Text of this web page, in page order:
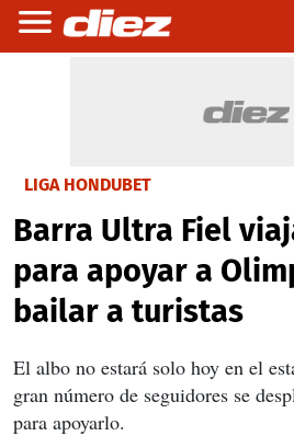
LIGA HONDUBET
Barra Ultra Fiel
para apoyar a
bailar a turistas
El albo no estará solo hoy en el
gran número de seguidores se
para apoyarlo.